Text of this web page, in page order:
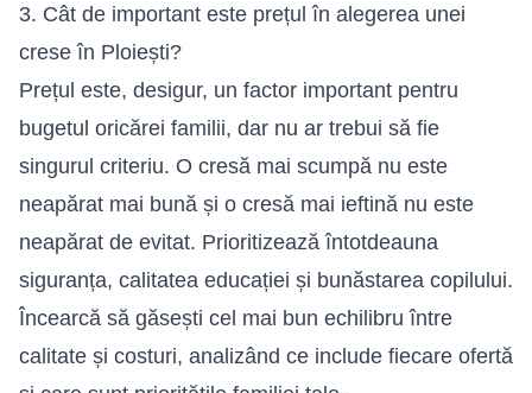
3. Cât de important este prețul în alegerea unei
crese în Ploiești?
Prețul este, desigur, un factor important pentru
bugetul oricărei familii, dar nu ar trebui să fie
singurul criteriu. O cresă mai scumpă nu este
neapărat mai bună și o cresă mai ieftină nu este
neapărat de evitat. Prioritizează întotdeauna
siguranța, calitatea educației și bunăstarea copilului.
Încearcă să găsești cel mai bun echilibru între
calitate și costuri, analizând ce include fiecare ofertă